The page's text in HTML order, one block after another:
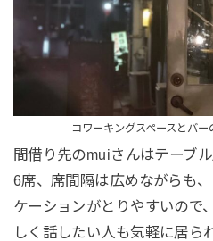
コワーキングスペースとバ
間借り先のmuiさんはテーブ
6席、席間隔は広めながらも
ケーションがとりやすいので
しく話したい人も気軽に居ら